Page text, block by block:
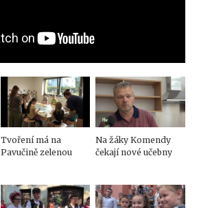
Tvoření má na
Pavučině zelenou
Na žáky Komendy
čekají nové učebny